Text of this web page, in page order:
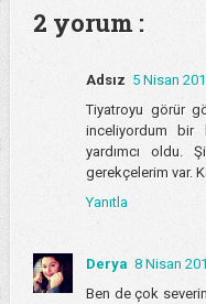
2 yorum :
Adsız 5 Nisan
Tiyatroyu görür
inceliyordum bir
yardımcı oldu.
gerekçelerim var.
Yanıtla
Derya 8 Nisan
Ben de çok